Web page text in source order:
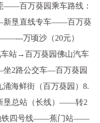
——百万葵园乘车路线：
垦直线专车——百万葵
万顷沙（20元）
→百万葵园佛山汽车
2路公交车—百万葵园
海鲜街（百万葵园）8.
垦总站（长线）——转2
铁四号线——蕉门站——